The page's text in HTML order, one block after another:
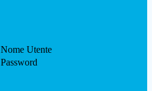
Nome Utente
Password